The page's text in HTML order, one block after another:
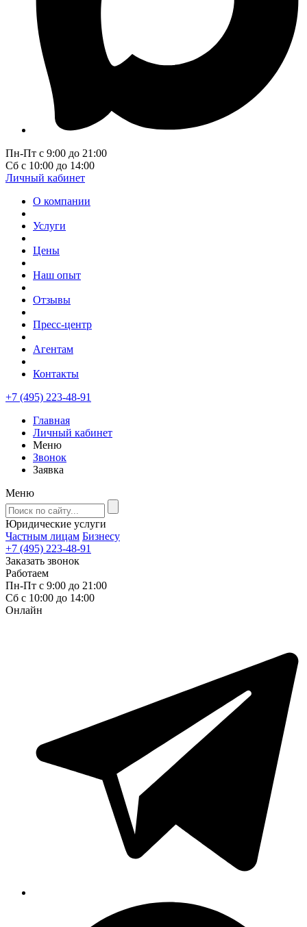
Пн-Пт с 9:00 до 21:00
Сб с 10:00 до 14:00
Личный кабинет
О компании
Услуги
Цены
Наш опыт
Отзывы
Пресс-центр
Агентам
Контакты
+7 (495) 223-48-91
Главная
Личный кабинет
Меню
Звонок
Заявка
Меню
Юридические услуги
Частным лицам Бизнесу
+7 (495) 223-48-91
Заказать звонок
Работаем
Пн-Пт с 9:00 до 21:00
Сб с 10:00 до 14:00
Онлайн